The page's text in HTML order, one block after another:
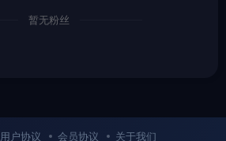
暂无粉丝
用户协议 会员协议 关于我们